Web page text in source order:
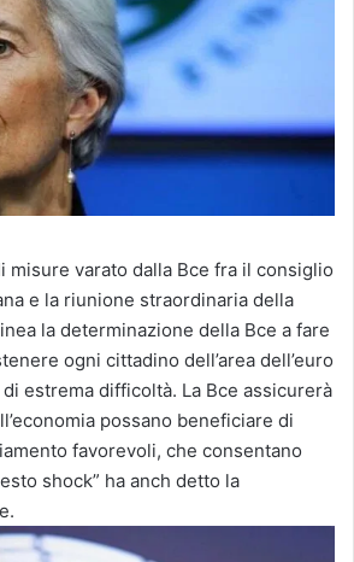
misure varato dalla Bce fra il consiglio
e la riunione straordinaria della
la determinazione della Bce a fare
ogni cittadino dell’area dell’euro
estrema difficoltà. La Bce assicurerà
possano beneficiare di
favorevoli, che consentano
shock” ha anch detto la